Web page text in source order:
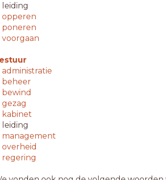
leiding
opperen
poneren
voorgaan
administratie
beheer
bewind
gezag
kabinet
leiding
management
overheid
regering